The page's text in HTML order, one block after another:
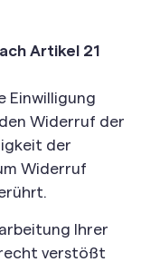
Artikel 21
Einwilligung
Widerruf der
der
Widerruf
Ihrer
verstößt